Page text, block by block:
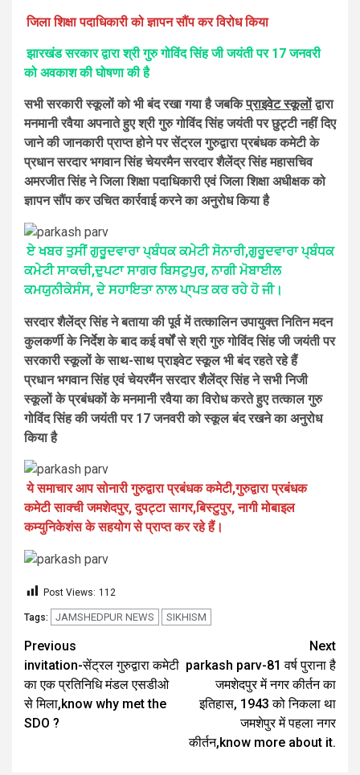
जिला शिक्षा पदाधिकारी को ज्ञापन सौंप कर विरोध किया
झारखंड सरकार द्वारा श्री गुरु गोविंद सिंह जी जयंती पर 17 जनवरी
को अवकाश की घोषणा की है
सभी सरकारी स्कूलों को भी बंद रखा गया है जबकिप्राइवेट स्कूलोंद्वारा
मनमानी रवैया अपनाते हुए श्री गुरु गोविंद सिंह जयंती पर छुट्टी नहीं दिए
जाने की जानकारी प्राप्त होने पर सेंट्रल गुरुद्वारा प्रबंधक कमेटी के
प्रधान सरदार भगवान सिंह चेयरमैन सरदार शैलेंद्र सिंह महासचिव
अमरजीत सिंह ने जिला शिक्षा पदाधिकारी एवं जिला शिक्षा अधीक्षक को
ज्ञापन सौंप कर उचित कार्रवाई करने का अनुरोध किया है
ਏ ਖਬਰ ਤੁਸੀਂ ਗੁਰੂਦਵਾਰਾ ਪ੍ਬੰਧਕ ਕਮੇਟੀ ਸੋਨਾਰੀ,ਗੁਰੂਦਵਾਰਾ ਪ੍ਬੰਧਕ
ਕਮੇਟੀ ਸਾਕਚੀ,ਦੁਪਟਾ ਸਾਗਰ ਬਿਸਟੁਪੁਰ, ਨਾਗੀ ਮੋਬਾਈਲ
ਕਮਯੁਨੀਕੇਸੰਸ, ਦੇ ਸਹਾਇਤਾ ਨਾਲ ਪਾ੍ਪਤ ਕਰ ਰਹੇ ਹੋ ਜੀ।
सरदार शैलेंद्र सिंह ने बताया की पूर्व में तत्कालिन उपायुक्त नितिन मदन
कुलकर्णी के निर्देश के बाद कई वर्षों से श्री गुरु गोविंद सिंह जी जयंती पर
सरकारी स्कूलों के साथ-साथ प्राइवेट स्कूल भी बंद रहते रहे हैं
प्रधान भगवान सिंह एवं चेयरमैंन सरदार शैलेंद्र सिंह ने सभी निजी
स्कूलों के प्रबंधकों के मनमानी रवैया का विरोध करते हुए तत्काल गुरु
गोविंद सिंह की जयंती पर 17 जनवरी को स्कूल बंद रखने का अनुरोध
किया है
ये समाचार आप सोनारी गुरुद्वारा प्रबंधक कमेटी,गुरुद्वारा प्रबंधक
कमेटी साक्ची जमशेदपुर, दुपट्टा सागर,बिस्टुपुर, नागी मोबाइल
कम्युनिकेशंस के सहयोग से प्राप्त कर रहे हैं।
Post Views: 112
Tags: JAMSHEDPUR NEWS SIKHISM
Previous
invitation-सेंट्रल गुरुद्वारा कमेटी
का एक प्रतिनिधि मंडल एसडीओ
से मिला,know why met the
SDO ?
Next
parkash parv-81 वर्ष पुराना है
जमशेदपुर में नगर कीर्तन का
इतिहास, 1943 को निकला था
जमशेपुर में पहला नगर
कीर्तन,know more about it.